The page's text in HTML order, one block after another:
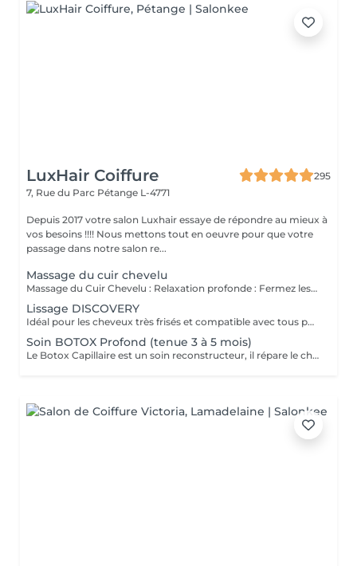
LuxHair Coiffure
295
7, Rue du Parc Pétange L-4771
Depuis 2017 votre salon Luxhair essaye de répondre au mieux à
vos besoins !!!! Nous mettons tout en oeuvre pour que votre
passage dans notre salon re...
Massage du cuir chevelu
Massage du Cuir Chevelu : Relaxation profonde : Fermez les yeux et laissez nos mains expertes masser doucement votre cuir chevelu. Stimulation de la circulation sanguine : Favorise la croissance des cheveux et un cuir chevelu en meilleure santé. Réduction du stress : Libère les tensions accumulées. Renforcement des cheveux : Réduit la chute des cheveux. N'hésitez pas à ajouter votre massage pour votre prochain service.
Lissage DISCOVERY
Idéal pour les cheveux très frisés et compatible avec tous passés chimiques, couleurs, mèches et défrisages. Sa formule est adaptée aux femmes enceintes et enfants. Ses actifs de cellules souches de pomme suisse aux effets régénérants garantissent un lissage raide et extrêmement brillant jusqu’a 8 mois.
Soin BOTOX Profond (tenue 3 à 5 mois)
Le Botox Capillaire est un soin reconstructeur, il répare le cheveu jusqu’au cortex pour une durée de 3 à 5 mois avec l’utilisation de la gamme d’entretien. Il facilite le coiffage et diminue le temps de brushing. Le Botox Capillaire Ybera est le premier soin qui stoppe la chute des cheveux et qui fait disparaître les fourches pour un cheveu souple, brillant, soyeux et visiblement rajeuni.